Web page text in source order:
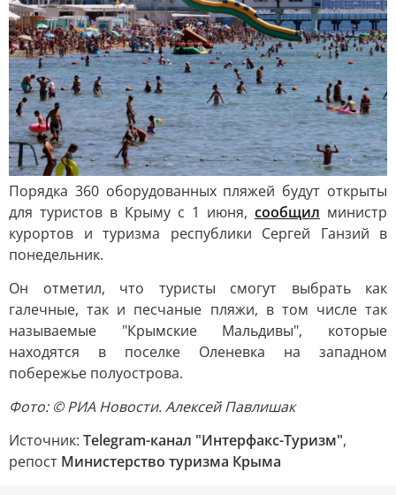
Порядка 360 оборудованных пляжей будут открыты
для туристов в Крыму с 1 июня, сообщил министр
курортов и туризма республики Сергей Ганзий в
понедельник.
Он отметил, что туристы смогут выбрать как
галечные, так и песчаные пляжи, в том числе так
называемые "Крымские Мальдивы", которые
находятся в поселке Оленевка на западном
побережье полуострова.
Фото: © РИА Новости. Алексей Павлишак
Источник: Telegram-канал "Интерфакс-Туризм",
репост Министерство туризма Крыма